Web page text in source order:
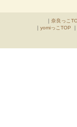
｜ 奈良っこ
｜ yomiっこTOP ｜